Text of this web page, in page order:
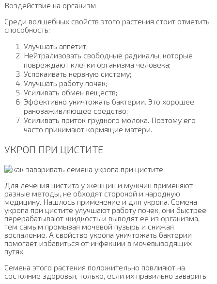
Воздействие на организм
Среди волшебных свойств этого растения стоит отметить
способность:
Улучшать аппетит;
Нейтрализовать свободные радикалы, которые
повреждают клетки организма человека;
Успокаивать нервную систему;
Улучшать работу почек;
Усиливать обмен веществ;
Эффективно уничтожать бактерии. Это хорошее
ранозаживляющее средство;
Усиливать приток грудного молока. Поэтому его
часто принимают кормящие матери.
УКРОП ПРИ ЦИСТИТЕ
Для лечения цистита у женщин и мужчин применяют
разные методы, не обходят стороной и народную
медицину. Нашлось применение и для укропа. Семена
укропа при цистите улучшают работу почек, они быстрее
перерабатывают жидкость и выводят ее из организма,
тем самым промывая мочевой пузырь и снижая
воспаление. А свойство укропа уничтожать бактерии
помогает избавиться от инфекции в мочевыводящих
путях.
Семена этого растения положительно повлияют на
состояние здоровья, только, если их правильно заварить.